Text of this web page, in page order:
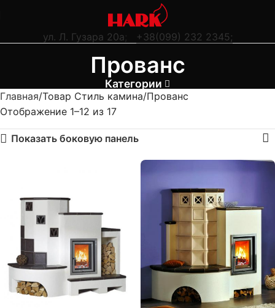
ул. Л. Гузара 20а; +38(099) 232 2345;
Прованс
Категории
Главная Товар Стиль камина Прованс
Отображение 1–12 из 17
Показать боковую панель